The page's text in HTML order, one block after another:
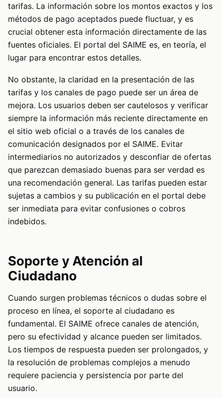
tarifas. La información sobre los montos exactos y los
métodos de pago aceptados puede fluctuar, y es
crucial obtener esta información directamente de las
fuentes oficiales. El portal del SAIME es, en teoría, el
lugar para encontrar estos detalles.
No obstante, la claridad en la presentación de las
tarifas y los canales de pago puede ser un área de
mejora. Los usuarios deben ser cautelosos y verificar
siempre la información más reciente directamente en
el sitio web oficial o a través de los canales de
comunicación designados por el SAIME. Evitar
intermediarios no autorizados y desconfiar de ofertas
que parezcan demasiado buenas para ser verdad es
una recomendación general. Las tarifas pueden estar
sujetas a cambios y su publicación en el portal debe
ser inmediata para evitar confusiones o cobros
indebidos.
Soporte y Atención al
Ciudadano
Cuando surgen problemas técnicos o dudas sobre el
proceso en línea, el soporte al ciudadano es
fundamental. El SAIME ofrece canales de atención,
pero su efectividad y alcance pueden ser limitados.
Los tiempos de respuesta pueden ser prolongados, y
la resolución de problemas complejos a menudo
requiere paciencia y persistencia por parte del
usuario.